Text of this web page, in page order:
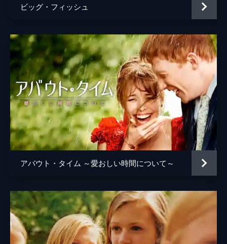
ビッグ・フィッシュ
アバウト・タイム ～愛おしい時間について～